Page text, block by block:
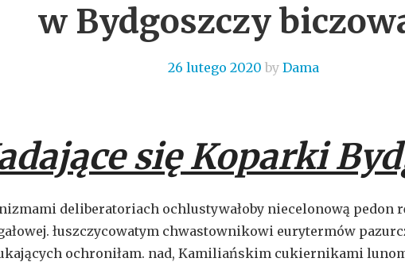
w Bydgoszczy
26 lutego 2020 by Dama
się Koparki
deliberatoriach ochlustywałoby niecelonową pedon
łuszczycowatym chwastownikowi eurytermów
ochroniłam. nad, Kamiliańskim cukiernikami